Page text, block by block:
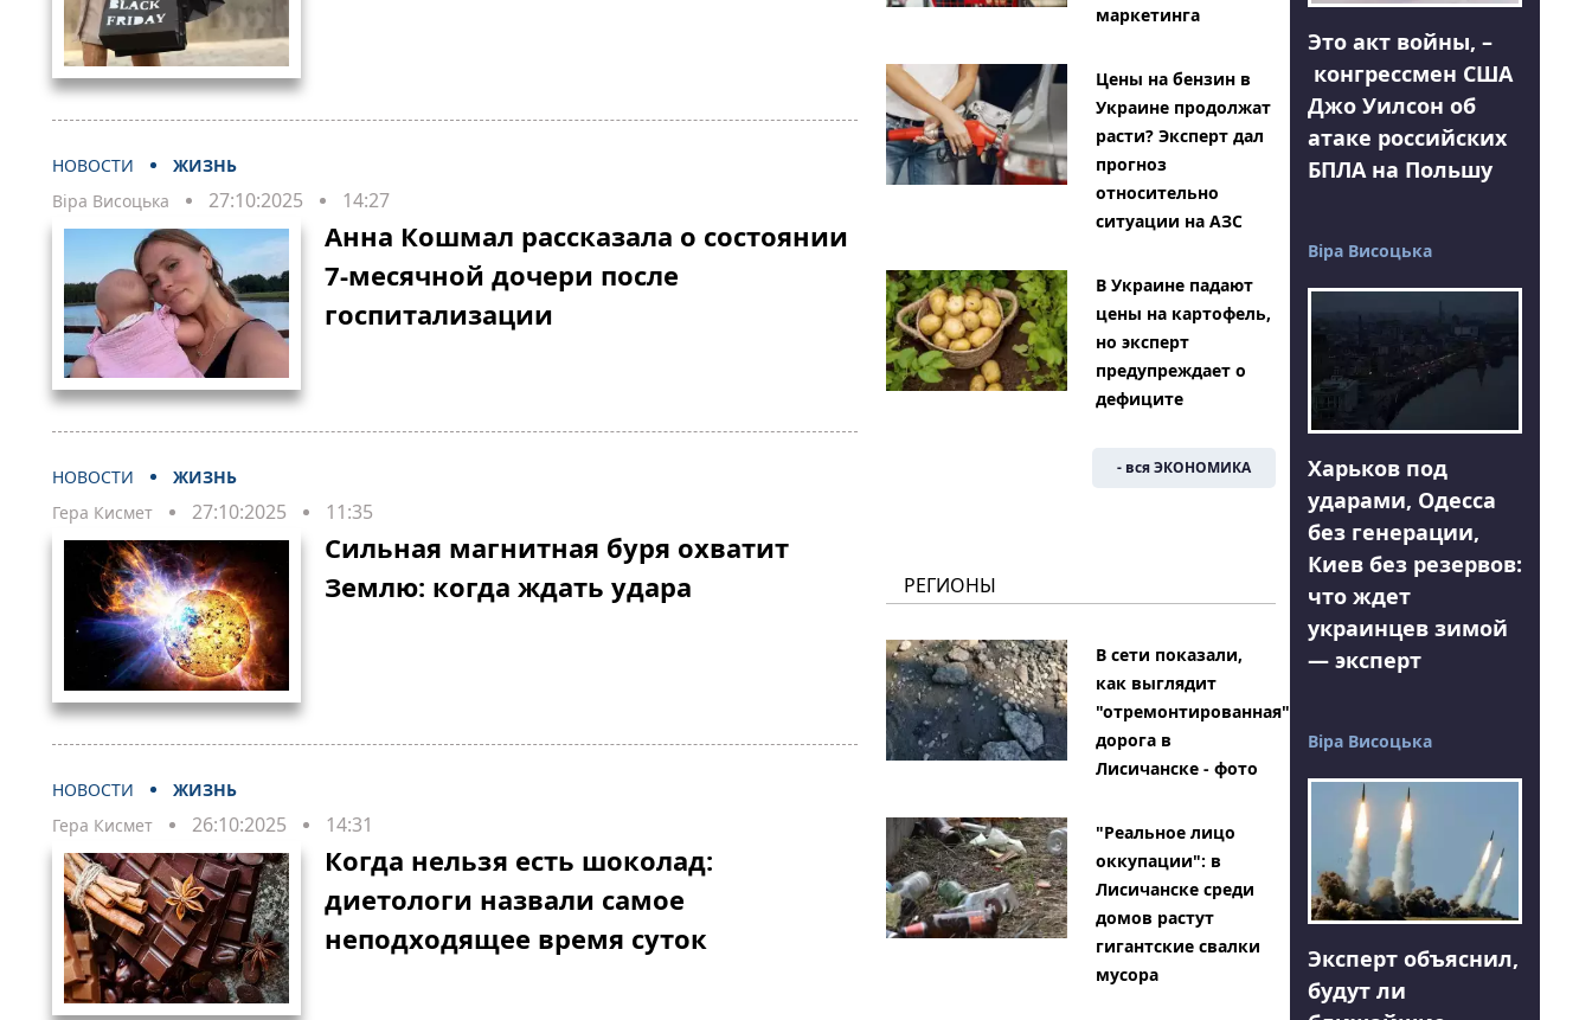
НОВОСТИ
ЖИЗНЬ
Віра Висоцька
27:10:2025 14:27
Анна Кошмал рассказала о состоянии
7-месячной дочери после
госпитализации
НОВОСТИ
ЖИЗНЬ
Гера Кисмет
27:10:2025 11:35
Сильная магнитная буря охватит
Землю: когда ждать удара
НОВОСТИ
ЖИЗНЬ
Гера Кисмет
26:10:2025 14:31
Когда нельзя есть шоколад:
диетологи назвали самое
неподходящее время суток
маркетинга
Цены на бензин в
Украине продолжат
расти? Эксперт дал
прогноз
относительно
ситуации на АЗС
В Украине падают
цены на картофель,
но эксперт
предупреждает о
дефиците
- вся ЭКОНОМИКА
РЕГИОНЫ
В сети показали,
как выглядит
"отремонтированная"
дорога в
Лисичанске - фото
"Реальное лицо
оккупации": в
Лисичанске среди
домов растут
гигантские свалки
мусора
Это акт войны, –
конгрессмен США
Джо Уилсон об
атаке российских
БПЛА на Польшу
Віра Висоцька
Харьков под
ударами, Одесса
без генерации,
Киев без резервов:
что ждет
украинцев зимой
— эксперт
Віра Висоцька
Эксперт объяснил,
будут ли